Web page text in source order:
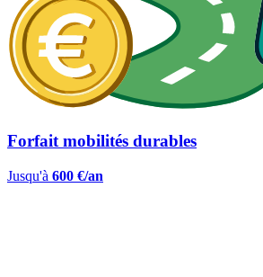
Forfait mobilités durables
Jusqu'à 600 €/an